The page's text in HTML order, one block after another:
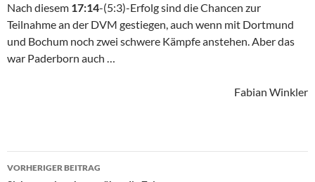
Nach diesem 17:14-(5:3)-Erfolg sind die Chancen zur
Teilnahme an der DVM gestiegen, auch wenn mit Dortmund
und Bochum noch zwei schwere Kämpfe anstehen. Aber das
war Paderborn auch …
Fabian Winkler
Beitragsnavigation
VORHERIGER BEITRAG